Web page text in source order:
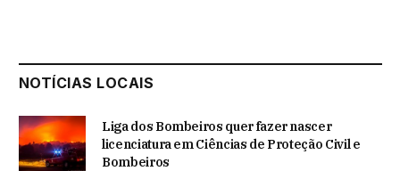
NOTÍCIAS LOCAIS
Liga dos Bombeiros quer fazer nascer
licenciatura em Ciências de Proteção Civil e
Bombeiros